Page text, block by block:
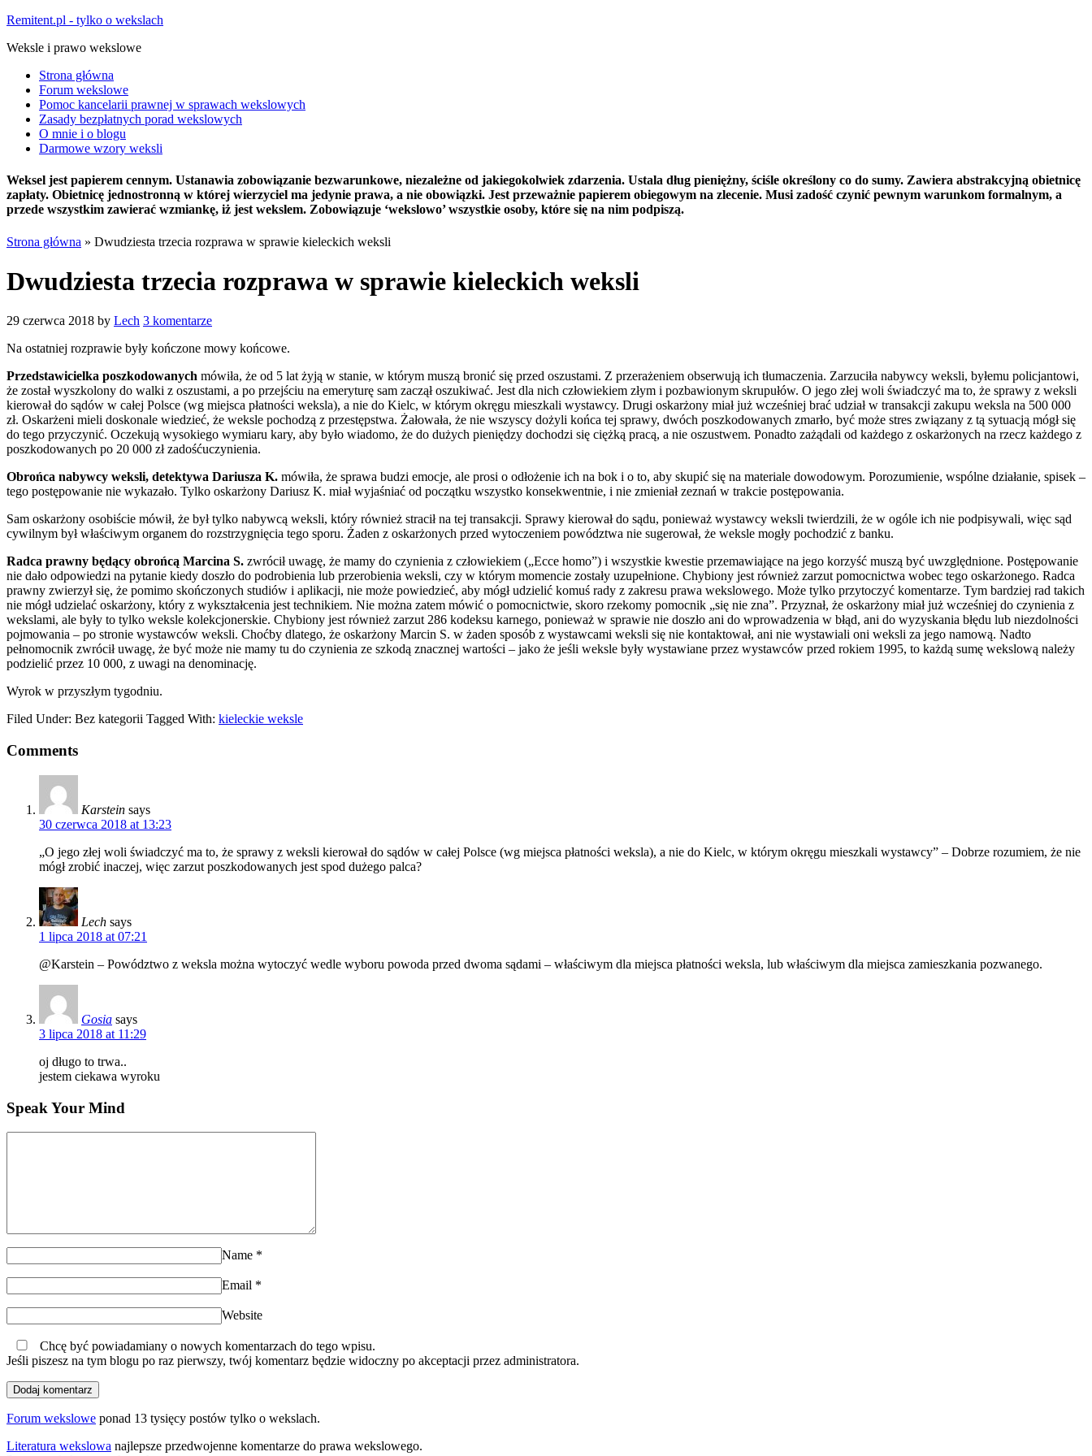
Remitent.pl - tylko o wekslach
Weksle i prawo wekslowe
Strona główna
Forum wekslowe
Pomoc kancelarii prawnej w sprawach wekslowych
Zasady bezpłatnych porad wekslowych
O mnie i o blogu
Darmowe wzory weksli
Weksel jest papierem cennym. Ustanawia zobowiązanie bezwarunkowe, niezależne od jakiegokolwiek zdarzenia. Ustala dług pieniężny, ściśle określony co do sumy. Zawiera abstrakcyjną obietnicę
zapłaty. Obietnicę jednostronną w której wierzyciel ma jedynie prawa, a nie obowiązki. Jest przeważnie papierem obiegowym na zlecenie. Musi zadość czynić pewnym warunkom formalnym, a
przede wszystkim zawierać wzmiankę, iż jest wekslem. Zobowiązuje ‘wekslowo’ wszystkie osoby, które się na nim podpiszą.
Strona główna » Dwudziesta trzecia rozprawa w sprawie kieleckich weksli
Dwudziesta trzecia rozprawa w sprawie kieleckich weksli
29 czerwca 2018 by Lech 3 komentarze
Na ostatniej rozprawie były kończone mowy końcowe.
Przedstawicielka poszkodowanych mówiła, że od 5 lat żyją w stanie, w którym muszą bronić się przed oszustami. Z przerażeniem obserwują ich tłumaczenia. Zarzuciła nabywcy weksli, byłemu policjantowi,
że został wyszkolony do walki z oszustami, a po przejściu na emeryturę sam zaczął oszukiwać. Jest dla nich człowiekiem złym i pozbawionym skrupułów. O jego złej woli świadczyć ma to, że sprawy z weksli
kierował do sądów w całej Polsce (wg miejsca płatności weksla), a nie do Kielc, w którym okręgu mieszkali wystawcy. Drugi oskarżony miał już wcześniej brać udział w transakcji zakupu weksla na 500 000
zł. Oskarżeni mieli doskonale wiedzieć, że weksle pochodzą z przestępstwa. Żałowała, że nie wszyscy dożyli końca tej sprawy, dwóch poszkodowanych zmarło, być może stres związany z tą sytuacją mógł się
do tego przyczynić. Oczekują wysokiego wymiaru kary, aby było wiadomo, że do dużych pieniędzy dochodzi się ciężką pracą, a nie oszustwem. Ponadto zażądali od każdego z oskarżonych na rzecz każdego z
poszkodowanych po 20 000 zł zadośćuczynienia.
Obrońca nabywcy weksli, detektywa Dariusza K. mówiła, że sprawa budzi emocje, ale prosi o odłożenie ich na bok i o to, aby skupić się na materiale dowodowym. Porozumienie, wspólne działanie, spisek –
tego postępowanie nie wykazało. Tylko oskarżony Dariusz K. miał wyjaśniać od początku wszystko konsekwentnie, i nie zmieniał zeznań w trakcie postępowania.
Sam oskarżony osobiście mówił, że był tylko nabywcą weksli, który również stracił na tej transakcji. Sprawy kierował do sądu, ponieważ wystawcy weksli twierdzili, że w ogóle ich nie podpisywali, więc sąd
cywilnym był właściwym organem do rozstrzygnięcia tego sporu. Żaden z oskarżonych przed wytoczeniem powództwa nie sugerował, że weksle mogły pochodzić z banku.
Radca prawny będący obrońcą Marcina S. zwrócił uwagę, że mamy do czynienia z człowiekiem („Ecce homo”) i wszystkie kwestie przemawiające na jego korzyść muszą być uwzględnione. Postępowanie
nie dało odpowiedzi na pytanie kiedy doszło do podrobienia lub przerobienia weksli, czy w którym momencie zostały uzupełnione. Chybiony jest również zarzut pomocnictwa wobec tego oskarżonego. Radca
prawny zwierzył się, że pomimo skończonych studiów i aplikacji, nie może powiedzieć, aby mógł udzielić komuś rady z zakresu prawa wekslowego. Może tylko przytoczyć komentarze. Tym bardziej rad takich
nie mógł udzielać oskarżony, który z wykształcenia jest technikiem. Nie można zatem mówić o pomocnictwie, skoro rzekomy pomocnik „się nie zna”. Przyznał, że oskarżony miał już wcześniej do czynienia z
wekslami, ale były to tylko weksle kolekcjonerskie. Chybiony jest również zarzut 286 kodeksu karnego, ponieważ w sprawie nie doszło ani do wprowadzenia w błąd, ani do wyzyskania błędu lub niezdolności
pojmowania – po stronie wystawców weksli. Choćby dlatego, że oskarżony Marcin S. w żaden sposób z wystawcami weksli się nie kontaktował, ani nie wystawiali oni weksli za jego namową. Nadto
pełnomocnik zwrócił uwagę, że być może nie mamy tu do czynienia ze szkodą znacznej wartości – jako że jeśli weksle były wystawiane przez wystawców przed rokiem 1995, to każdą sumę wekslową należy
podzielić przez 10 000, z uwagi na denominację.
Wyrok w przyszłym tygodniu.
Filed Under: Bez kategorii Tagged With: kieleckie weksle
Comments
Karstein says
30 czerwca 2018 at 13:23
„O jego złej woli świadczyć ma to, że sprawy z weksli kierował do sądów w całej Polsce (wg miejsca płatności weksla), a nie do Kielc, w którym okręgu mieszkali wystawcy” – Dobrze rozumiem, że nie
mógł zrobić inaczej, więc zarzut poszkodowanych jest spod dużego palca?
Lech says
1 lipca 2018 at 07:21
@Karstein – Powództwo z weksla można wytoczyć wedle wyboru powoda przed dwoma sądami – właściwym dla miejsca płatności weksla, lub właściwym dla miejsca zamieszkania pozwanego.
Gosia says
3 lipca 2018 at 11:29
oj długo to trwa..
jestem ciekawa wyroku
Speak Your Mind
Name *
Email *
Website
Chcę być powiadamiany o nowych komentarzach do tego wpisu.
Jeśli piszesz na tym blogu po raz pierwszy, twój komentarz będzie widoczny po akceptacji przez administratora.
Forum wekslowe ponad 13 tysięcy postów tylko o wekslach.
Literatura wekslowa najlepsze przedwojenne komentarze do prawa wekslowego.